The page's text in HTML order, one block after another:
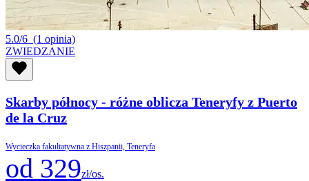
5.0/6 (1 opinia)
ZWIEDZANIE
Skarby północy - różne oblicza Teneryfy z Puerto
de la Cruz
Wycieczka fakultatywna z Hiszpanii, Teneryfa
od 329zł/os.